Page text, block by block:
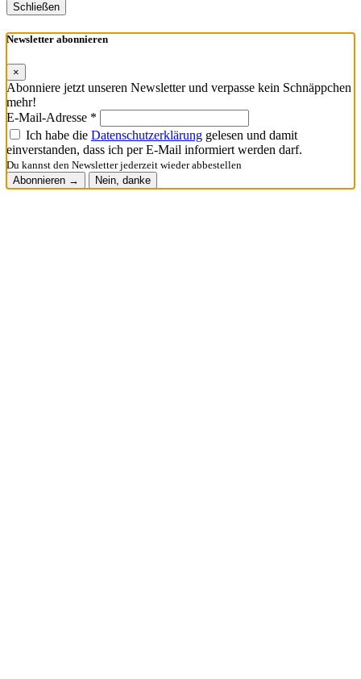
Schließen
Newsletter abonnieren
×
Abonniere jetzt unseren Newsletter und verpasse kein Schnäppchen
mehr!
E-Mail-Adresse *
Ich habe die Datenschutzerklärung gelesen und damit
einverstanden, dass ich per E-Mail informiert werden darf.
Du kannst den Newsletter jederzeit wieder abbestellen
Abonnieren →
Nein, danke